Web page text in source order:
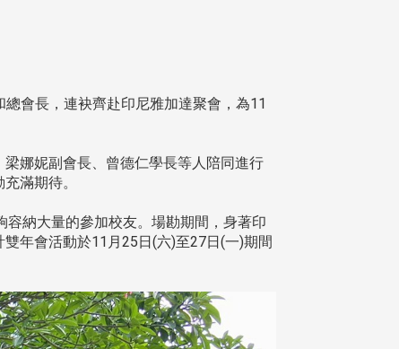
會長，連袂齊赴印尼雅加達聚會，為11
娜妮副會長、曾德仁學長等人陪同進行
滿期待。
納大量的參加校友。場勘期間，身著印
年會活動於11月25日(六)至27日(一)期間